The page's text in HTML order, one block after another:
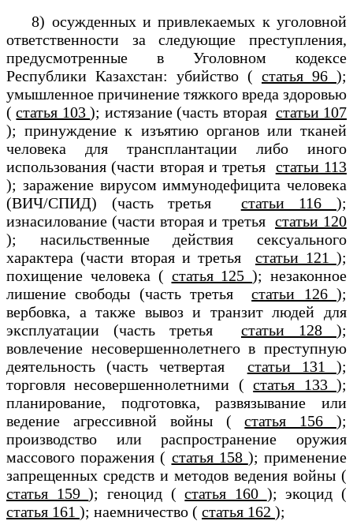
8) осужденных и привлекаемых к уголовной
ответственности за следующие преступления,
предусмотренные в Уголовном кодексе
Республики Казахстан: убийство ( статья 96 );
умышленное причинение тяжкого вреда здоровью
(статья 103); истязание (часть вторая статьи 107
); принуждение к изъятию органов или тканей
человека для трансплантации либо иного
использования (части вторая и третья статьи 113
); заражение вирусом иммунодефицита человека
(ВИЧ/СПИД) (часть третья статьи 116);
изнасилование (части вторая и третья статьи 120
); насильственные действия сексуального
характера (части вторая и третья статьи 121 );
похищение человека ( статья 125); незаконное
лишение свободы (часть третьястатьи 126);
вербовка, а также вывоз и транзит людей для
эксплуатации (часть третья статьи 128 );
вовлечение несовершеннолетнего в преступную
деятельность (часть четвертая статьи 131);
торговля несовершеннолетними (статья 133);
планирование, подготовка, развязывание или
ведение агрессивной войны (статья 156);
производство или распространение оружия
массового поражения ( статья 158 ); применение
запрещенных средств и методов ведения войны (
статья 159); геноцид (статья 160 ); экоцид (
статья 161 ); наемничество ( статья 162 );